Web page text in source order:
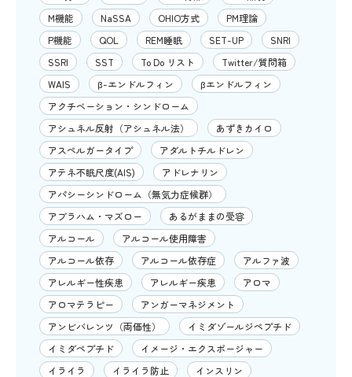
M機能
NaSSA OHIO方式
PM理論
P機能
QOL REM睡眠 SET-UP
SNRI
SSRI
SST To Do リスト
Twitter/質問箱
WAIS
β-エンドルフィン
βエンドルフィン
アクチベーション・シンドローム
アシュネル反射（アシュネル法）
あずきカイロ
アスペルガータイプ
アダルトチルドレン
アテネ不眠尺度(AIS)
アドレナリン
アパシーシンドローム（無気力症候群）
アブラハム・マズロー
あるがままの受容
アルコール
アルコール使用障害
アルコール依存
アルコール依存症
アルファ波
アレルギー性疾患
アレルギー疾患
アロマ
アロマテラピー
アンガーマネジメント
アンビバレンツ（両価性）
イミダゾールジペプチド
イミダペプチド
イメージ・エクスポージャー
イライラ
イライラ防止 インスリン